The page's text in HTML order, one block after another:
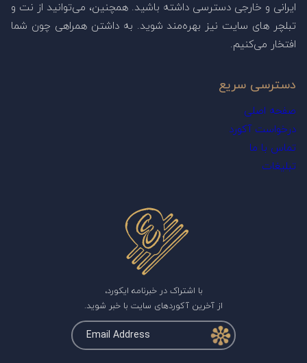
ایرانی و خارجی دسترسی داشته باشید. همچنین، می‌توانید از نت و
تبلچر های سایت نیز بهره‌مند شوید. به داشتن همراهی چون شما
افتخار می‌کنیم.
دسترسی سریع
صفحه اصلی
درخواست آکورد
تماس با ما
تبلیغات
با اشتراک در خبرنامه ایکورد،
از آخرین آکوردهای سایت با خبر شوید.